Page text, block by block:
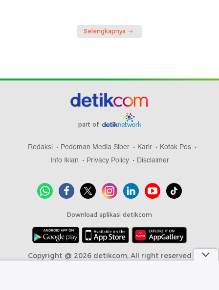
Selengkapnya
part of
Redaksi Pedoman Media Siber Karir
Kotak Pos
Info Iklan
Privacy Policy Disclaimer
Download aplikasi detikcom
Copyright @ 2026 detikcom, All right reserved